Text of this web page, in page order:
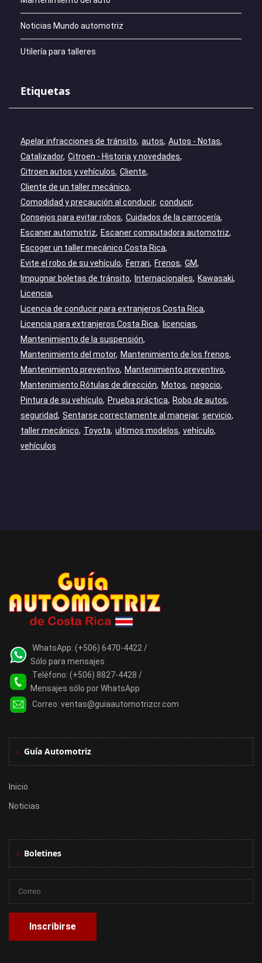
Noticias Mundo automotriz
Utilería para talleres
Etiquetas
Apelar infracciones de tránsito autos Autos - Notas
Catalizador Citroen - Historia y novedades
Citroen autos y vehículos Cliente
Cliente de un taller mecánico
Comodidad y precaución al conducir conducir
Consejos para evitar robos Cuidados de la carrocería
Escaner automotriz
Escaner computadora automotriz
Escoger un taller mecánico Costa Rica
Evite el robo de su vehículo
Ferrari Frenos GM
Impugnar boletas de tránsito
Internacionales
Kawasaki
Licencia
Licencia de conducir para extranjeros Costa Rica
Licencia para extranjeros Costa Rica
licencias
Mantenimiento de la suspensión
Mantenimiento del motor
Mantenimiento de los frenos
Mantenimiento preventivo
Mantenimiento preventivo
Mantenimiento Rótulas de dirección
Motos negocio
Pintura de su vehículo
Prueba práctica
Robo de autos
seguridad
Sentarse correctamente al manejar servicio
taller mecánico
Toyota ultimos modelos vehículo
vehículos
WhatsApp: (+506) 6470-4422 /
Sólo para mensajes
Teléfono: (+506) 8827-4428 /
Mensajes sólo por WhatsApp
Correo: ventas@guiaautomotrizcr.com
Guía Automotriz
Inicio
Noticias
Boletines